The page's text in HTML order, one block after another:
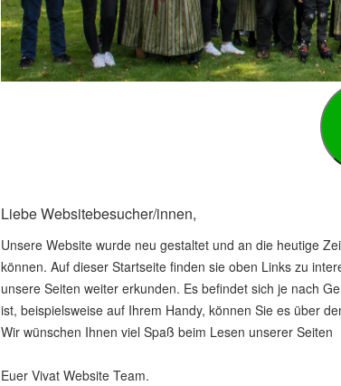
Liebe Websitebesucher/innen,
Unsere Website wurde neu gestaltet und an die heutige
können. Auf dieser Startseite finden sie oben Links zu
unsere Seiten weiter erkunden. Es befindet sich je nach
ist, beispielsweise auf Ihrem Handy, können Sie es über
Wir wünschen Ihnen viel Spaß beim Lesen unserer Seiten
Euer Vivat Website Team.